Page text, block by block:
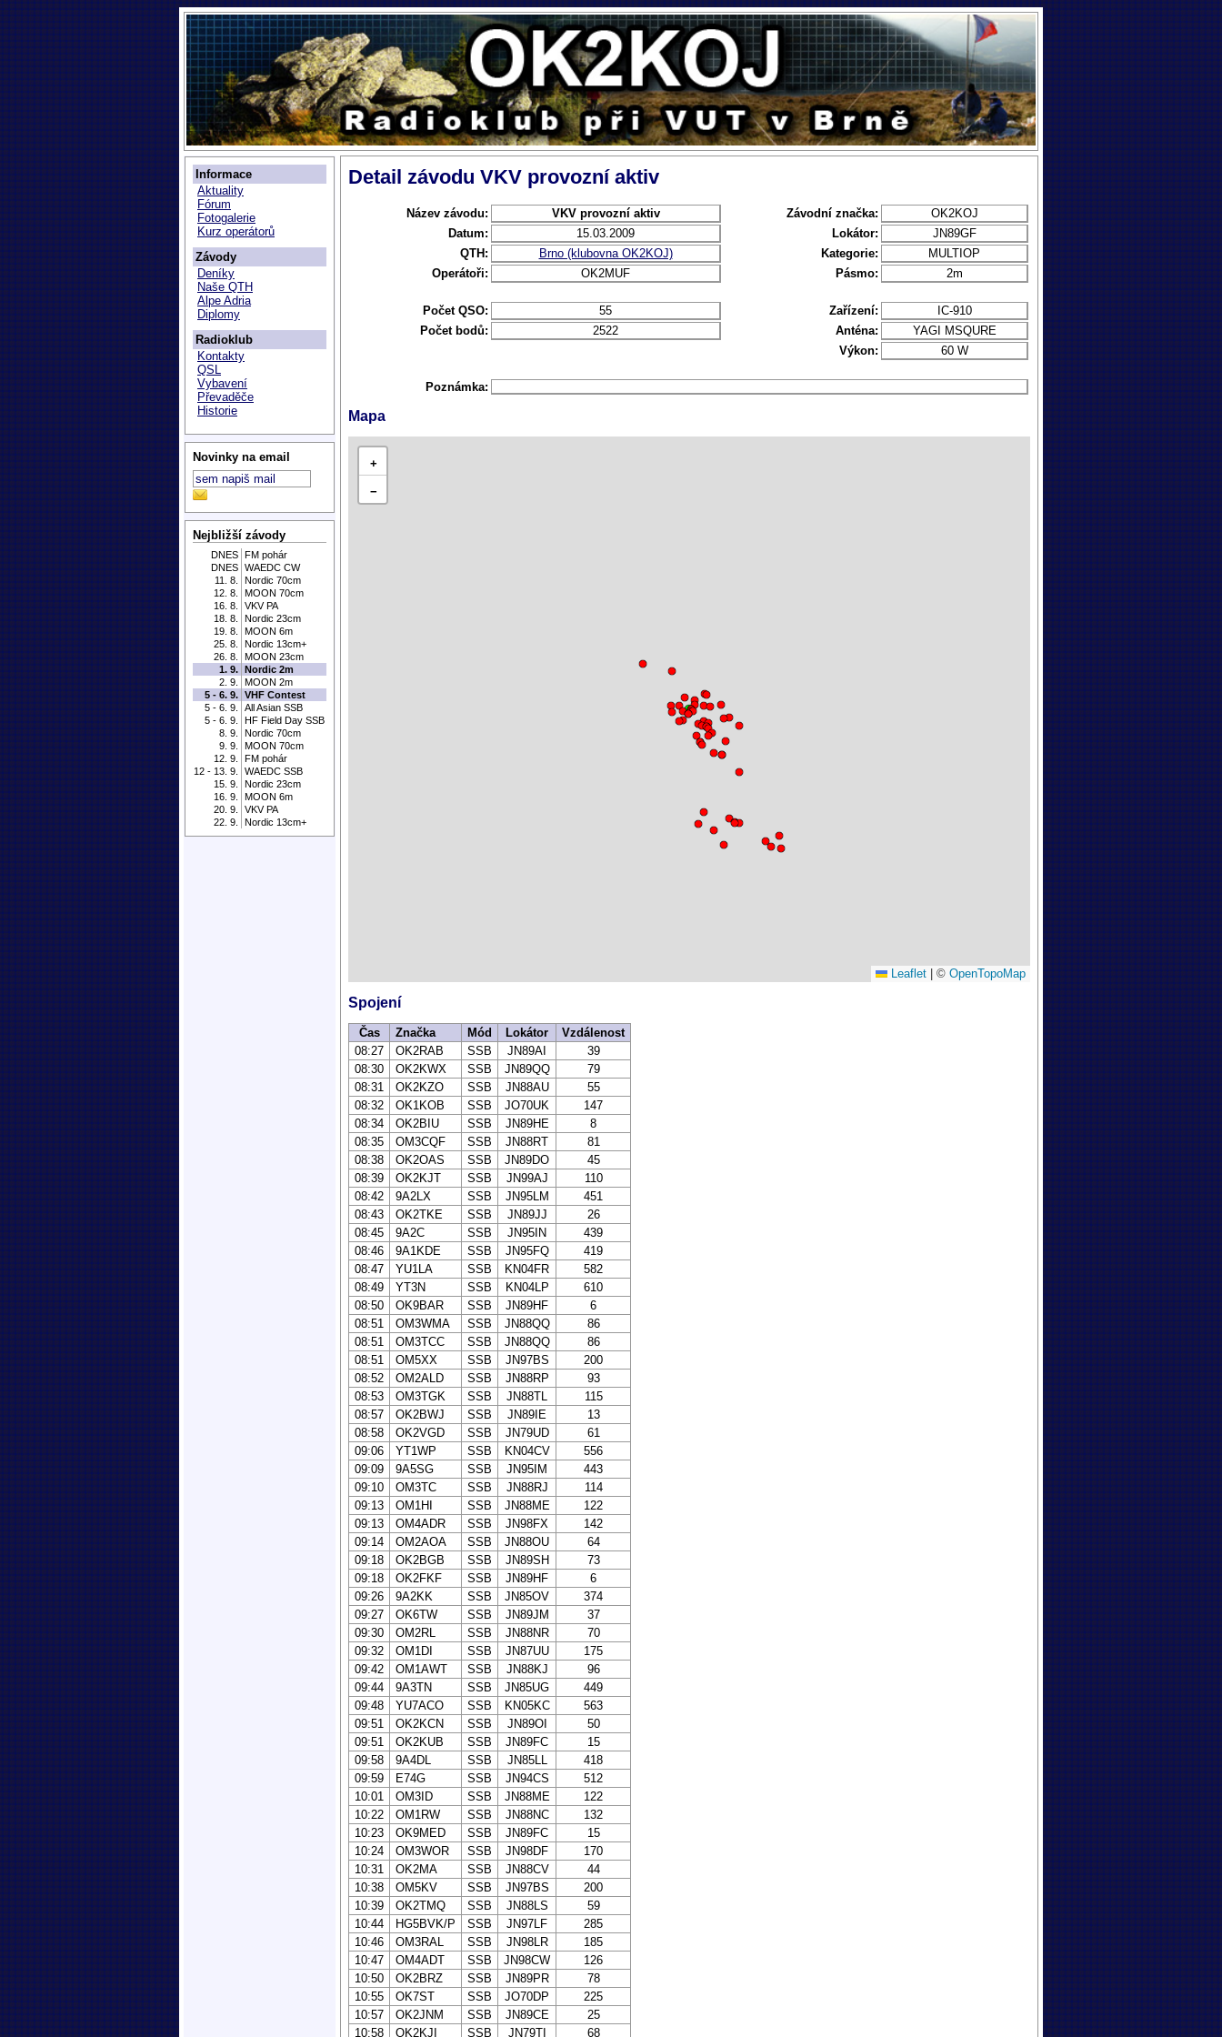
Informace
Aktuality
Fórum
Fotogalerie
Kurz operátorů
Závody
Deníky
Naše QTH
Alpe Adria
Diplomy
Radioklub
Kontakty
QSL
Vybavení
Převaděče
Historie
Novinky na email
Nejbližší závody
DNES FM pohár
DNES WAEDC CW
11. 8.
Nordic 70cm
12. 8.
MOON 70cm
16. 8.
VKV PA
18. 8.
Nordic 23cm
19. 8.
MOON 6m
25. 8.
Nordic 13cm+
26. 8.
MOON 23cm
1. 9. Nordic 2m
2. 9.
MOON 2m
5 - 6. 9. VHF Contest
5 - 6. 9.
All Asian SSB
5 - 6. 9.
HF Field Day SSB
8. 9.
Nordic 70cm
9. 9.
MOON 70cm
12. 9.
FM pohár
12 - 13. 9.
WAEDC SSB
15. 9.
Nordic 23cm
16. 9.
MOON 6m
20. 9.
VKV PA
22. 9.
Nordic 13cm+
Detail závodu VKV provozní aktiv
Název závodu: VKV provozní aktiv Závodní značka:
OK2KOJ
Datum:
15.03.2009 Lokátor:
JN89GF
QTH:
Brno (klubovna OK2KOJ) Kategorie:
MULTIOP
Operátoři:
OK2MUF Pásmo: 2m
Počet QSO: 55 Zařízení:
IC-910
Počet bodů:
2522 Anténa:
YAGI MSQURE
Výkon:
60 W
Poznámka:
Mapa
+
−
Leaflet © OpenTopoMap
Spojení
Čas Značka Mód Lokátor
Vzdálenost
08:27
OK2RAB SSB JN89AI
39
08:30
OK2KWX SSB JN89QQ
79
08:31
OK2KZO SSB JN88AU
55
08:32
OK1KOB SSB JO70UK
147
08:34
OK2BIU SSB JN89HE
8
08:35
OM3CQF SSB JN88RT
81
08:38
OK2OAS SSB JN89DO
45
08:39
OK2KJT SSB JN99AJ
110
08:42
9A2LX SSB JN95LM
451
08:43
OK2TKE SSB JN89JJ
26
08:45
9A2C SSB JN95IN
439
08:46
9A1KDE SSB JN95FQ
419
08:47
YU1LA SSB KN04FR
582
08:49
YT3N SSB KN04LP
610
08:50
OK9BAR SSB JN89HF
6
08:51
OM3WMA SSB JN88QQ
86
08:51
OM3TCC SSB JN88QQ
86
08:51
OM5XX SSB JN97BS
200
08:52
OM2ALD SSB JN88RP
93
08:53
OM3TGK SSB JN88TL
115
08:57
OK2BWJ SSB JN89IE
13
08:58
OK2VGD SSB JN79UD
61
09:06
YT1WP SSB KN04CV
556
09:09
9A5SG SSB JN95IM
443
09:10
OM3TC SSB JN88RJ
114
09:13
OM1HI SSB JN88ME
122
09:13
OM4ADR SSB JN98FX
142
09:14
OM2AOA SSB JN88OU
64
09:18
OK2BGB SSB JN89SH
73
09:18
OK2FKF SSB JN89HF
6
09:26
9A2KK SSB JN85OV
374
09:27
OK6TW SSB JN89JM
37
09:30
OM2RL SSB JN88NR
70
09:32
OM1DI SSB JN87UU
175
09:42
OM1AWT SSB JN88KJ
96
09:44
9A3TN SSB JN85UG
449
09:48
YU7ACO SSB KN05KC
563
09:51
OK2KCN SSB JN89OI
50
09:51
OK2KUB SSB JN89FC
15
09:58
9A4DL SSB JN85LL
418
09:59
E74G SSB JN94CS
512
10:01
OM3ID SSB JN88ME
122
10:22
OM1RW SSB JN88NC
132
10:23
OK9MED SSB JN89FC
15
10:24
OM3WOR SSB JN98DF
170
10:31
OK2MA SSB JN88CV
44
10:38
OM5KV SSB JN97BS
200
10:39
OK2TMQ SSB JN88LS
59
10:44
HG5BVK/P SSB JN97LF
285
10:46
OM3RAL SSB JN98LR
185
10:47
OM4ADT SSB JN98CW
126
10:50
OK2BRZ SSB JN89PR
78
10:55
OK7ST SSB JO70DP
225
10:57
OK2JNM SSB JN89CE
25
10:58
OK2KJI SSB JN79TI 68